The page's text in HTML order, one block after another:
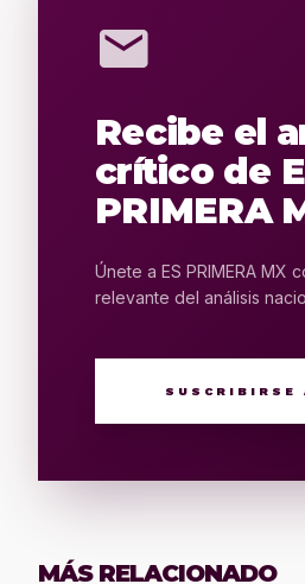
mail
Recibe el
crítico de
PRIMERA
Únete a ES PRIMERA MX
relevante del análisis
SUSCRIBIRSE
MÁS RELACIONADO